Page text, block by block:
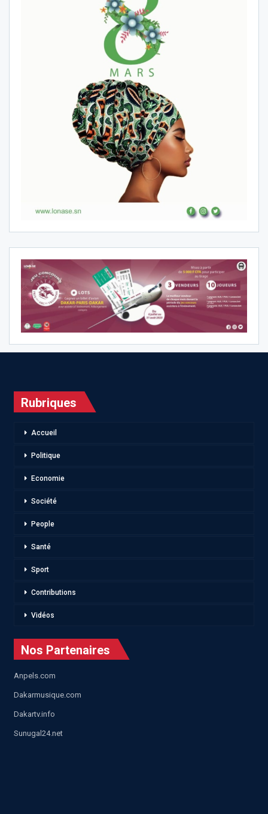
Rubriques
Accueil
Politique
Economie
Société
People
Santé
Sport
Contributions
Vidéos
Nos Partenaires
Anpels.com
Dakarmusique.com
Dakartv.info
Sunugal24.net